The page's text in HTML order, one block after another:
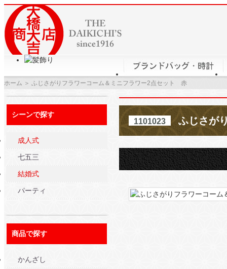
ホーム ＞ ふじさがりフラワーコーム＆ミニフラワー2点セット 赤
1101023 ふじさが
シーンで探す
成人式
七五三
結婚式
パーティ
商品で探す
かんざし